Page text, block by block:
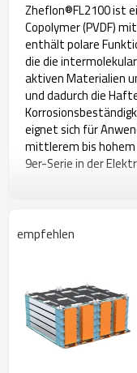
Zheflon®FL2100 ist
Copolymer (PVDF)
enthält polare
die die
aktiven Materialien
und dadurch die
eignet sich für
mittlerem bis hohem
9er-Serie in der
bitte für weitere
empfehlen